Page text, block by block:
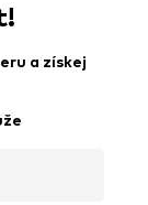
a získej